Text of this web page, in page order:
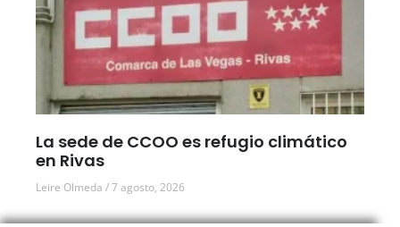
La sede de CCOO es refugio climático
en Rivas
Leire Olmeda 7 agosto, 2026